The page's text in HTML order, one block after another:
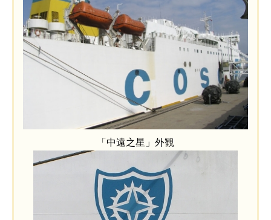
「中遠之星」外観